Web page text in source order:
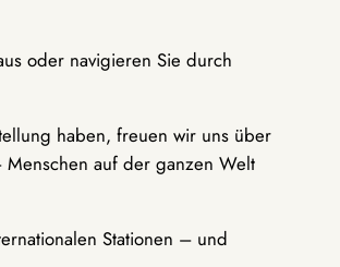
oder navigieren Sie durch
haben, freuen wir uns über
Menschen auf der ganzen Welt
Stationen – und